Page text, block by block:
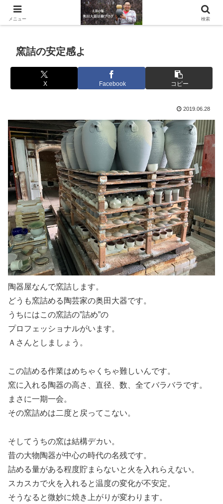
滋賀県の信楽で水琴窟や水鉢などの陶器を作っています。
窯詰の安定感よ
X Facebook コピー
2019.06.28
陶器屋なんで窯詰します。
どうも窯詰める陶芸家の奥田大器です。
うちにはこの窯詰の”詰め”の
プロフェッショナルがいます。
Ａさんとしましょう。
この詰める作業はめちゃくちゃ難しいんです。
窯に入れる陶器の高さ、直径、数、全てバラバラです。
まさに一期一会。
その窯詰めは二度と戻ってこない。
そしてうちの窯は結構デカい。
昔の大物陶器が中心の時代の名残です。
詰める量がある程度貯まらないと火を入れらえない。
スカスカで火を入れると温度の変化が不安定。
そうなると微妙に焼き上がりが変わります。
メニュー 検索